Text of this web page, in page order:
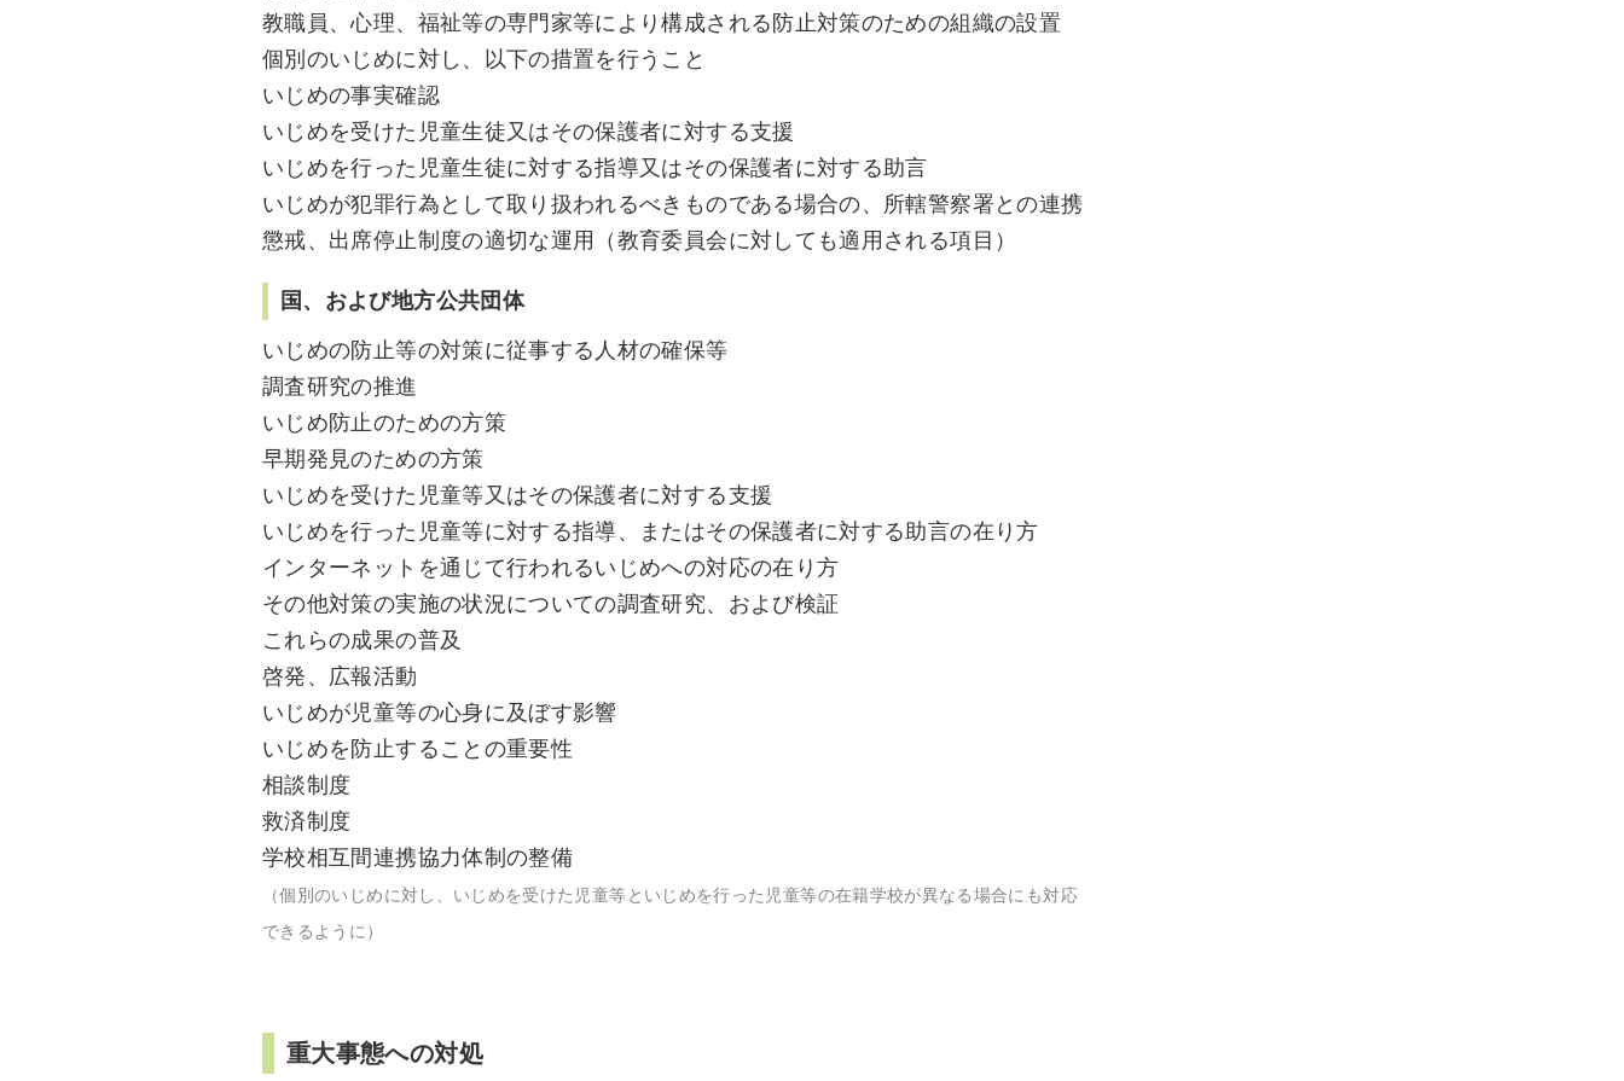
教職員、心理、福祉等の専門家等により構成される防止対策のための組織の設置
個別のいじめに対し、以下の措置を行うこと
いじめの事実確認
いじめを受けた児童生徒又はその保護者に対する支援
いじめを行った児童生徒に対する指導又はその保護者に対する助言
いじめが犯罪行為として取り扱われるべきものである場合の、所轄警察署との連携
懲戒、出席停止制度の適切な運用（教育委員会に対しても適用される項目）
国、および地方公共団体
いじめの防止等の対策に従事する人材の確保等
調査研究の推進
いじめ防止のための方策
早期発見のための方策
いじめを受けた児童等又はその保護者に対する支援
いじめを行った児童等に対する指導、またはその保護者に対する助言の在り方
インターネットを通じて行われるいじめへの対応の在り方
その他対策の実施の状況についての調査研究、および検証
これらの成果の普及
啓発、広報活動
いじめが児童等の心身に及ぼす影響
いじめを防止することの重要性
相談制度
救済制度
学校相互間連携協力体制の整備
（個別のいじめに対し、いじめを受けた児童等といじめを行った児童等の在籍学校が異なる場合にも対応
できるように）
重大事態への対処